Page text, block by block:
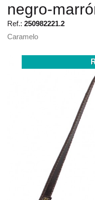
negro-
Ref.: 250982221.2
Caramelo